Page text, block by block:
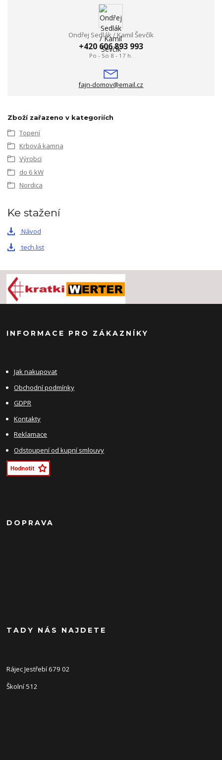
Ondřej Sedlák / Kamil Ševčík
+420 606 893 993
Po - So 8 - 17 h.
fajn-domov@email.cz
Zboží zařazeno v kategoriích
Topení
Krbová kamna
Výrobci
do 6 kW
Nordica
Ke stažení
Návod
tech.list
INFORMACE PRO ZÁKAZNÍKY
Jak nakupovat
Obchodní podmínky
GDPR
Kontakty
Reklamace
Odstoupení od kupní smlouvy
DOPRAVA
TADY NÁS NAJDETE
Rájec Jestřebí 679 02
Školní 512